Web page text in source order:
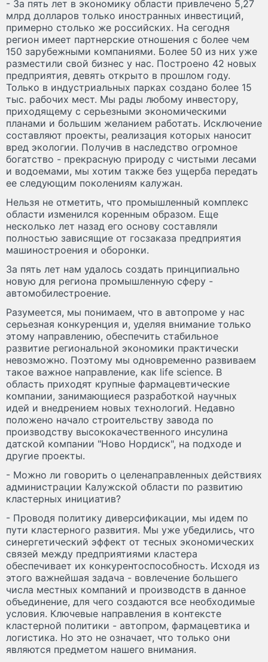
- За пять лет в экономику области привлечено 5,27
млрд долларов только иностранных инвестиций,
примерно столько же российских. На сегодня
регион имеет партнерские отношения с более чем
150 зарубежными компаниями. Более 50 из них уже
разместили свой бизнес у нас. Построено 42 новых
предприятия, девять открыто в прошлом году.
Только в индустриальных парках создано более 15
тыс. рабочих мест. Мы рады любому инвестору,
приходящему с серьезными экономическими
планами и большим желанием работать. Исключение
составляют проекты, реализация которых наносит
вред экологии. Получив в наследство огромное
богатство - прекрасную природу с чистыми лесами
и водоемами, мы хотим также без ущерба передать
ее следующим поколениям калужан.
Нельзя не отметить, что промышленный комплекс
области изменился коренным образом. Еще
несколько лет назад его основу составляли
полностью зависящие от госзаказа предприятия
машиностроения и оборонки.
За пять лет нам удалось создать принципиально
новую для региона промышленную сферу -
автомобилестроение.
Разумеется, мы понимаем, что в автопроме у нас
серьезная конкуренция и, уделяя внимание только
этому направлению, обеспечить стабильное
развитие региональной экономики практически
невозможно. Поэтому мы одновременно развиваем
такое важное направление, как life science. В
область приходят крупные фармацевтические
компании, занимающиеся разработкой научных
идей и внедрением новых технологий. Недавно
положено начало строительству завода по
производству высококачественного инсулина
датской компании "Ново Нордиск", на подходе и
другие проекты.
- Можно ли говорить о целенаправленных действиях
администрации Калужской области по развитию
кластерных инициатив?
- Проводя политику диверсификации, мы идем по
пути кластерного развития. Мы уже убедились, что
синергетический эффект от тесных экономических
связей между предприятиями кластера
обеспечивает их конкурентоспособность. Исходя из
этого важнейшая задача - вовлечение большего
числа местных компаний и производств в данное
объединение, для чего создаются все необходимые
условия. Ключевые направления в контексте
кластерной политики - автопром, фармацевтика и
логистика. Но это не означает, что только они
являются предметом нашего внимания.